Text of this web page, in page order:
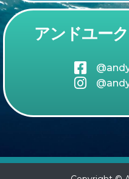
アンドユー